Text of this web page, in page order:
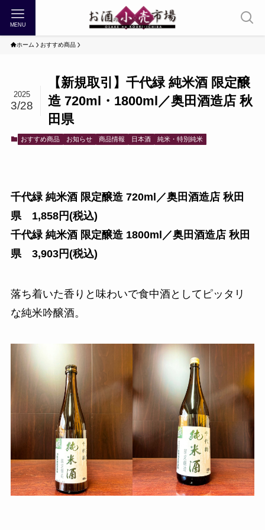
MENU
ホーム おすすめ商品
【新規取引】千代緑 純米酒 限定醸
造 720ml・1800ml／奥田酒造店 秋
田県
2025
3/28
おすすめ商品 お知らせ 商品情報 日本酒 純米・特別純米
千代緑 純米酒 限定醸造 720ml／奥田酒造店 秋田
県 1,858円(税込)
千代緑 純米酒 限定醸造 1800ml／奥田酒造店 秋田
県 3,903円(税込)
落ち着いた香りと味わいで食中酒としてピッタリ
な純米吟醸酒。